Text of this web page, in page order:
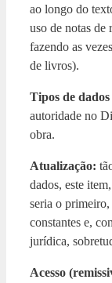
ao longo do
uso de notas de
fazendo as
de livros).
Tipos de
autoridade no
obra.
Atualização:
dados, este
seria o primeiro,
constantes e,
jurídica,
Acesso